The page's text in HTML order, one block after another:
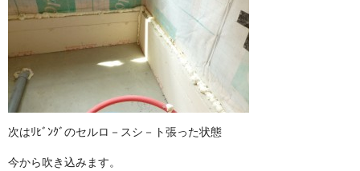
次はﾘﾋﾞﾝｸﾞのセルロ－スシ－ト張った状態
今から吹き込みます。